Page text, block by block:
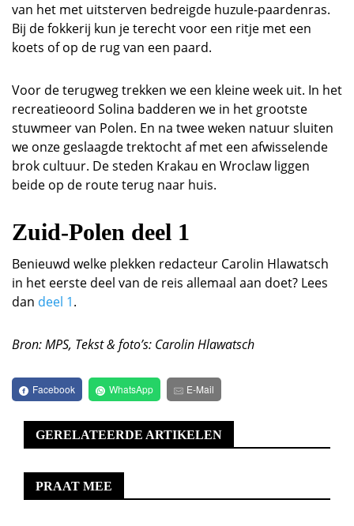
van het met uitsterven bedreigde huzule-paardenras.
Bij de fokkerij kun je terecht voor een ritje met een
koets of op de rug van een paard.
Voor de terugweg trekken we een kleine week uit. In het
recreatieoord Solina badderen we in het grootste
stuwmeer van Polen. En na twee weken natuur sluiten
we onze geslaagde trektocht af met een afwisselende
brok cultuur. De steden Krakau en Wroclaw liggen
beide op de route terug naar huis.
Zuid-Polen deel 1
Benieuwd welke plekken redacteur Carolin Hlawatsch
in het eerste deel van de reis allemaal aan doet? Lees
dan deel 1.
Bron: MPS, Tekst & foto’s: Carolin Hlawatsch
Facebook WhatsApp E-Mail
GERELATEERDE ARTIKELEN
PRAAT MEE